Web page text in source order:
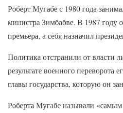
Роберт Мугабе с 1980 года
министра Зимбабве. В 1987 году
премьера, а себя назначил
Политика отстранили от власти
результате военного переворота
главы государства, которую он
Роберта Мугабе называли